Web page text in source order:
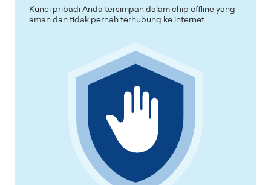
Kunci pribadi Anda tersimpan dalam chip offline yang
aman dan tidak pernah terhubung ke internet.